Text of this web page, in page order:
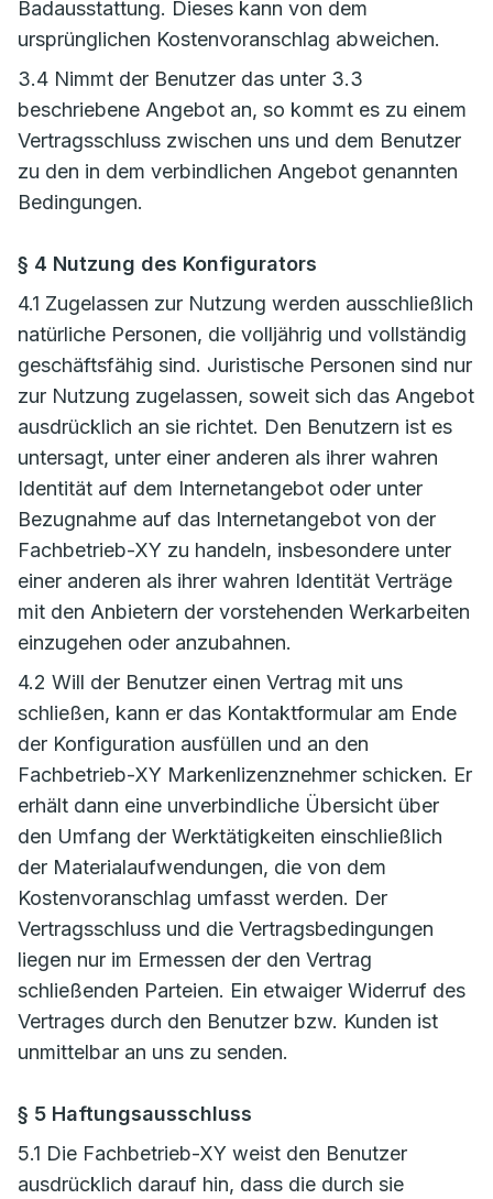
Badausstattung. Dieses kann von dem
ursprünglichen Kostenvoranschlag abweichen.
3.4 Nimmt der Benutzer das unter 3.3
beschriebene Angebot an, so kommt es zu einem
Vertragsschluss zwischen uns und dem Benutzer
zu den in dem verbindlichen Angebot genannten
Bedingungen.
§ 4 Nutzung des Konfigurators
4.1 Zugelassen zur Nutzung werden ausschließlich
natürliche Personen, die volljährig und vollständig
geschäftsfähig sind. Juristische Personen sind nur
zur Nutzung zugelassen, soweit sich das Angebot
ausdrücklich an sie richtet. Den Benutzern ist es
untersagt, unter einer anderen als ihrer wahren
Identität auf dem Internetangebot oder unter
Bezugnahme auf das Internetangebot von der
Fachbetrieb-XY zu handeln, insbesondere unter
einer anderen als ihrer wahren Identität Verträge
mit den Anbietern der vorstehenden Werkarbeiten
einzugehen oder anzubahnen.
4.2 Will der Benutzer einen Vertrag mit uns
schließen, kann er das Kontaktformular am Ende
der Konfiguration ausfüllen und an den
Fachbetrieb-XY Markenlizenznehmer schicken. Er
erhält dann eine unverbindliche Übersicht über
den Umfang der Werktätigkeiten einschließlich
der Materialaufwendungen, die von dem
Kostenvoranschlag umfasst werden. Der
Vertragsschluss und die Vertragsbedingungen
liegen nur im Ermessen der den Vertrag
schließenden Parteien. Ein etwaiger Widerruf des
Vertrages durch den Benutzer bzw. Kunden ist
unmittelbar an uns zu senden.
§ 5 Haftungsausschluss
5.1 Die Fachbetrieb-XY weist den Benutzer
ausdrücklich darauf hin, dass die durch sie